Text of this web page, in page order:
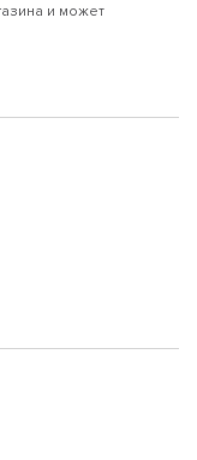
и может